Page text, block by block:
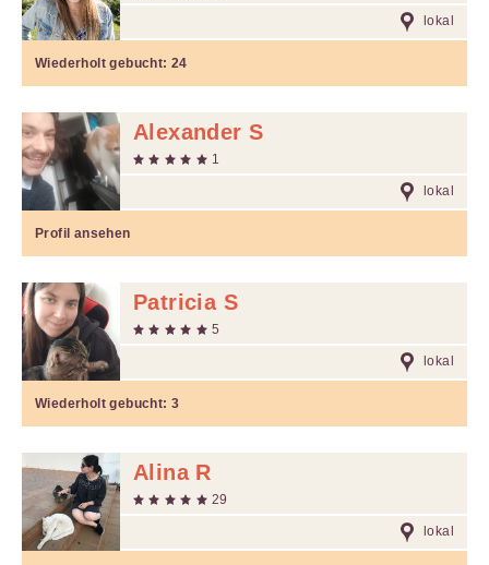
lokal
Wiederholt gebucht:24
Alexander S
1
lokal
Profil ansehen
Patricia S
5
lokal
Wiederholt gebucht:3
Alina R
29
lokal